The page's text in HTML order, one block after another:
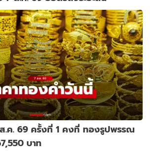
.ค. 69 ครั้งที่ 1 คงที่ ทองรูปพรรณ
บาท